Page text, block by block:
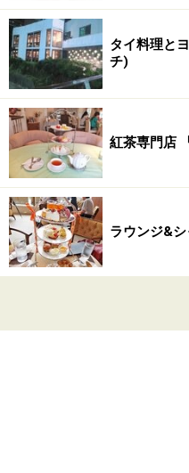
タイ料理と
チ)
紅茶専門店
ラウンジ&シ